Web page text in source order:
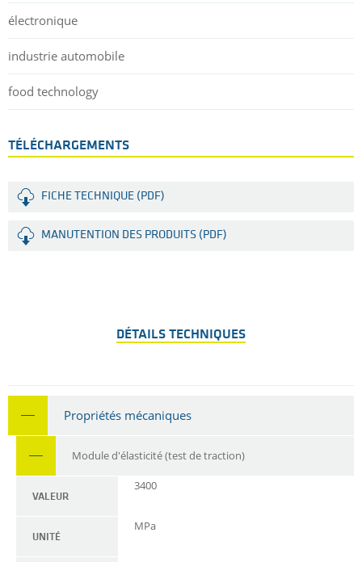
électronique
industrie automobile
food technology
TÉLÉCHARGEMENTS
FICHE TECHNIQUE (PDF)
MANUTENTION DES PRODUITS (PDF)
DÉTAILS TECHNIQUES
Propriétés mécaniques
Module d'élasticité (test de traction)
VALEUR
3400
UNITÉ
MPa